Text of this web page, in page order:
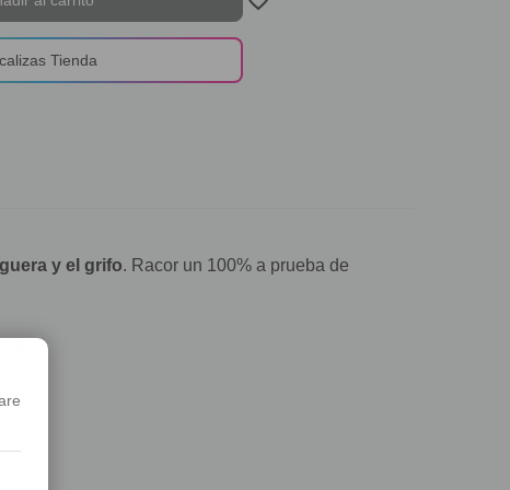
Tienda
y el grifo. Racor un 100% a prueba de
.